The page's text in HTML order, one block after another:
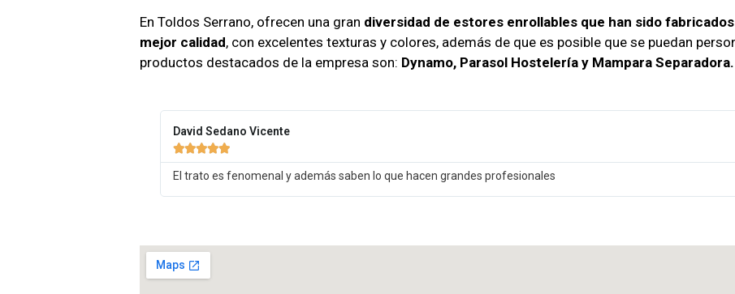
En Toldos Serrano, ofrecen una gran diversidad de estores enrollables que han sido
mejor calidad, con excelentes texturas y colores, además de que es posible que se puedan
productos destacados de la empresa son: Dynamo, Parasol Hostelería y Mampara Separadora.
David Sedano Vicente

El trato es fenomenal y además saben lo que hacen grandes profesionales